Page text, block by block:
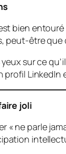
bien
être que
sur ce
profil
joli
ne parle